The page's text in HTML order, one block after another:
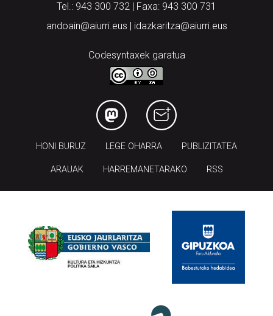
Tel.: 943 300 732 | Faxa: 943 300 731
andoain@aiurri.eus | idazkaritza@aiurri.eus
Codesyntaxek garatua
HONI BURUZ LEGE OHARRA PUBLIZITATEA
ARAUAK HARREMANETARAKO RSS